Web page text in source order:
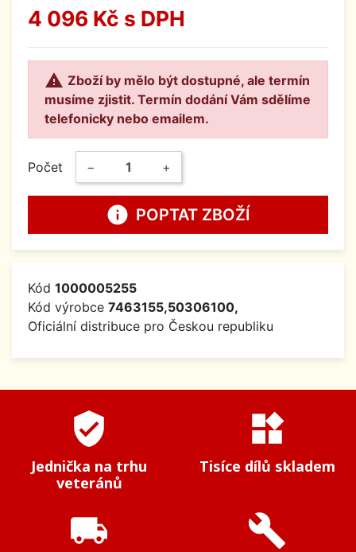
4 096 Kč s DPH
 Zboží by mělo být dostupné, ale termín
musíme zjistit. Termín dodání Vám sdělíme
telefonicky nebo emailem.
Počet − +
info POPTAT ZBOŽÍ
Kód 1000005255
Kód výrobce 7463155,50306100,
Oficiální distribuce pro Českou republiku
verified_user
Jednička na trhu
veteránů
widgets
Tisíce dílů skladem
local_shipping build